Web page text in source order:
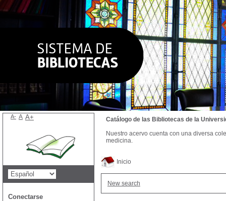
Inicio
New search
Catálogo de las Bibliotecas de la
Nuestro acervo cuenta con una diversa
medicina.
A- A A+
Conectarse